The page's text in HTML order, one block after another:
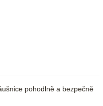
pohodlně a bezpečně